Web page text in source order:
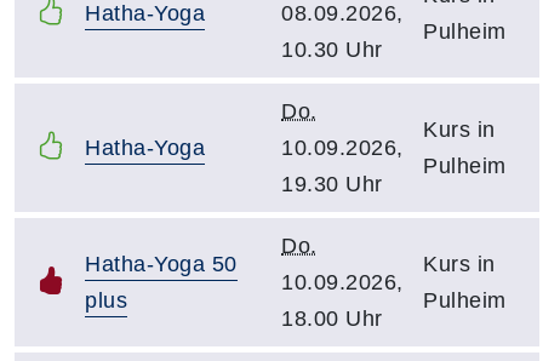
Hatha-Yoga
08.09.2026,
10.30 Uhr
Pulheim
Hatha-Yoga
Do.
10.09.2026,
19.30 Uhr
Kurs in
Pulheim
Hatha-Yoga 50
plus
Do.
10.09.2026,
18.00 Uhr
Kurs in
Pulheim